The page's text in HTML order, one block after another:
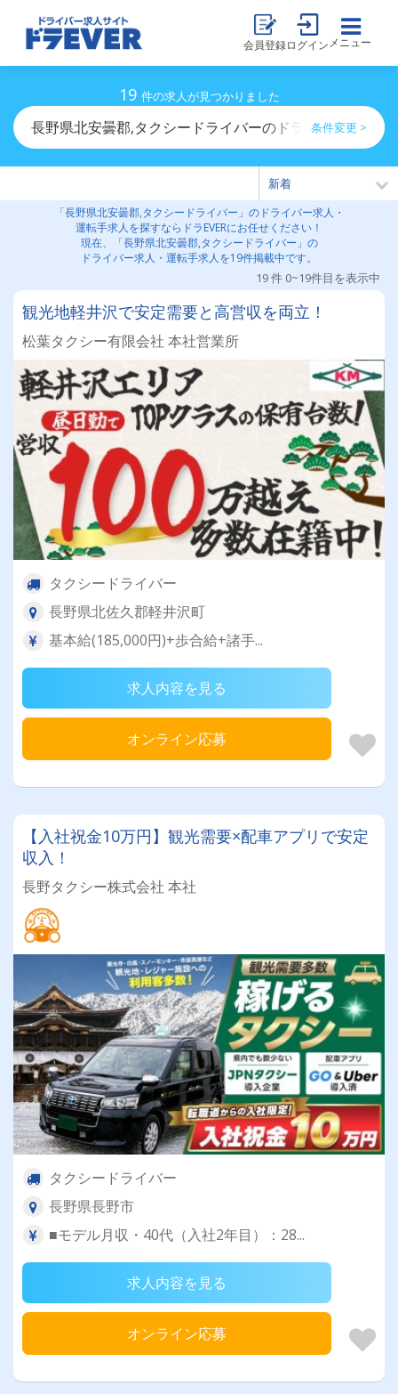
会員登録ログイン メニュー
19 件の求人が見つかりました
長野県北安曇郡,タクシードライバーのドライバー求人・
条件変更 >
「長野県北安曇郡,タクシードライバー」のドライバー求人・
運転手求人を探すならドラEVERにお任せください！
現在、「長野県北安曇郡,タクシードライバー」の
ドライバー求人・運転手求人を19件掲載中です。
19 件 0~19件目を表示中
観光地軽井沢で安定需要と高営収を両立！
松葉タクシー有限会社 本社営業所
タクシードライバー
長野県北佐久郡軽井沢町
基本給(185,000円)+歩合給+諸手...
求人内容を見る
オンライン応募
【入社祝金10万円】観光需要×配車アプリで安定
収入！
長野タクシー株式会社 本社
タクシードライバー
長野県長野市
■モデル月収・40代（入社2年目）：28...
求人内容を見る
オンライン応募